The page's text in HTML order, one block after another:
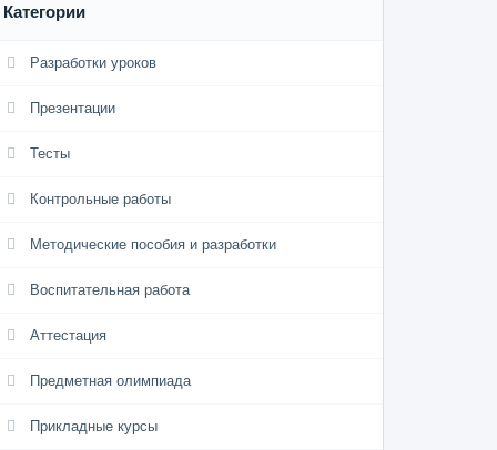
Категории
Разработки уроков
Презентации
Тесты
Контрольные работы
Методические пособия и разработки
Воспитательная работа
Аттестация
Предметная олимпиада
Прикладные курсы